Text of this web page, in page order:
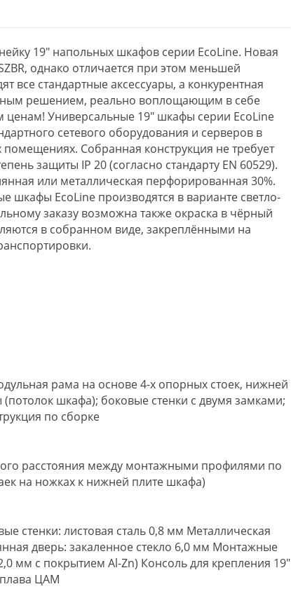
19" напольных шкафов серии EcoLine. Новая
однако отличается при этом меньшей
все стандартные аксессуары, а конкурентная
решением, реально воплощающим в себе
ценам! Универсальные 19" шкафы серии EcoLine
сетевого оборудования и серверов в
Собранная конструкция не требует
защиты IP 20 (согласно стандарту EN 60529).
или металлическая перфорированная 30%.
шкафы EcoLine производятся в варианте светло-
заказу возможна также окраска в чёрный
в собранном виде, закреплёнными на
рама на основе 4-х опорных стоек, нижней
шкафа); боковые стенки с двумя замками;
по сборке
расстояния между монтажными профилями по
на ножках к нижней плите шкафа)
стенки: листовая сталь 0,8 мм Металлическая
дверь: закаленное стекло 6,0 мм Монтажные
мм с покрытием Al-Zn) Консоль для крепления 19"
ЦАМ